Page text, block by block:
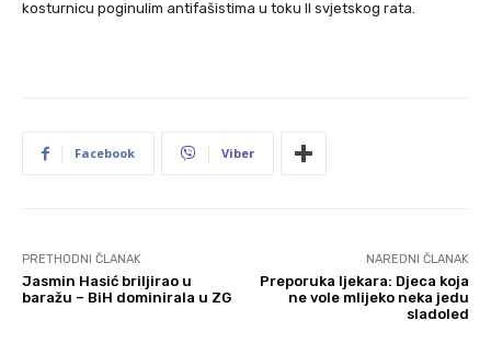
kosturnicu poginulim antifašistima u toku II svjetskog rata.
Facebook Viber
PRETHODNI ČLANAK
Jasmin Hasić briljirao u
baražu – BiH dominirala u ZG
NAREDNI ČLANAK
Preporuka ljekara: Djeca koja
ne vole mlijeko neka jedu
sladoled